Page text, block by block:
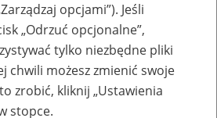
lub
zakładów pracy
opcjami”). Jeśli
„Odrzuć opcjonalne”,
tylko niezbędne pliki
chwili możesz zmienić swoje
zrobić, kliknij „Ustawienia
stopce.